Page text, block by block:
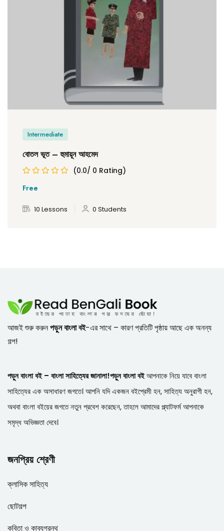
Intermediate
বোতল ভূত – হুমায়ূন আহমেদ
(0.0/ 0 Rating)
Free
10 Lessons 0 Students
আজই শুরু করুনপড়ুন বাংলা বই-এর সাথে – কারণ প্রতিটি পৃষ্ঠায় আছে এক অনন্য
গল্প!
পড়ুন বাংলা বই – বাংলা সাহিত্যের জানালা!পড়ুন বাংলা বইআপনাকে নিয়ে যাবে বাংলা
সাহিত্যের এক অসাধারণ জগতে। আপনি যদি একজন বইপ্রেমী হন, সাহিত্য অনুরাগী হন,
অথবা বাংলা বইয়ের জগতে নতুন প্রবেশ করেছেন, তাহলে আমাদের প্ল্যাটফর্ম আপনাকে
সমৃদ্ধ অভিজ্ঞতা দেবে।
জনপ্রিয় শ্রেণী
ক্লাসিক সাহিত্য
ছোটগল্প
কবিতা ও কাব্যগ্রন্থ